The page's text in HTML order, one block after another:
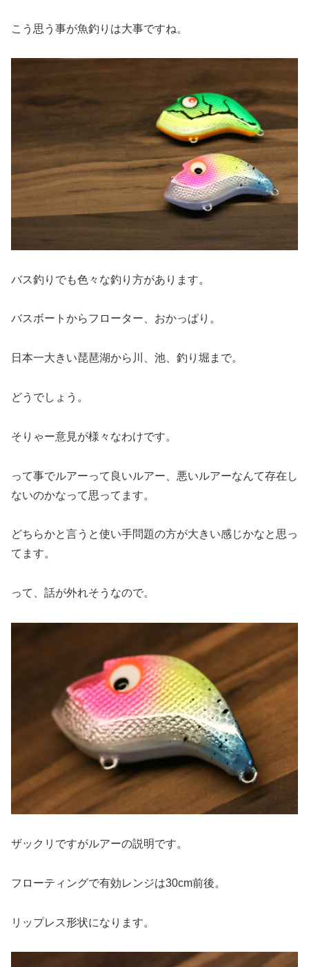
こう思う事が魚釣りは大事ですね。
バス釣りでも色々な釣り方があります。
バスボートからフローター、おかっぱり。
日本一大きい琵琶湖から川、池、釣り堀まで。
どうでしょう。
そりゃー意見が様々なわけです。
って事でルアーって良いルアー、悪いルアーなんて存在し
ないのかなって思ってます。
どちらかと言うと使い手問題の方が大きい感じかなと思っ
てます。
って、話が外れそうなので。
ザックリですがルアーの説明です。
フローティングで有効レンジは30cm前後。
リップレス形状になります。